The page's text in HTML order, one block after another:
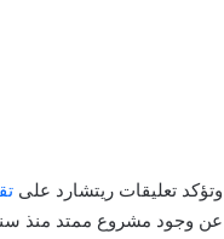
وتؤكد تعليقات ريتشارد على
عن وجود مشروع ممتد منذ